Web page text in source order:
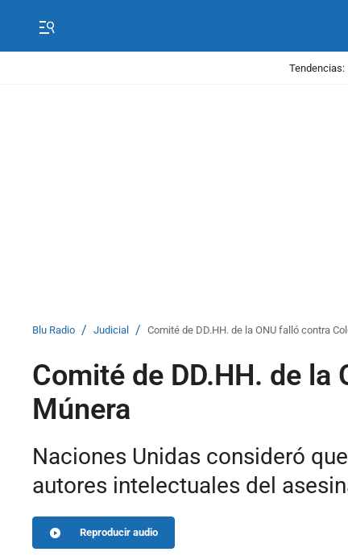
Tendencias:
Blu Radio / Judicial / Comité de DD.HH. de la ONU falló contra
Comité de DD.HH. de
Múnera
Naciones Unidas consideró
autores intelectuales del
Reproducir audio